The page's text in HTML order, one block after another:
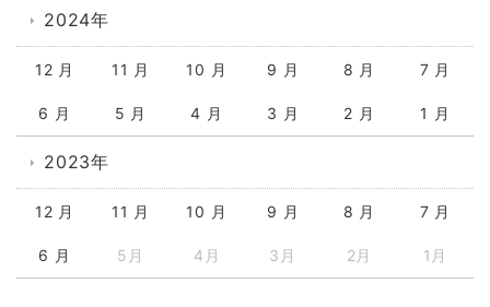
2024年
12 月 11 月 10 月 9 月 8 月 7 月
6 月 5 月 4 月 3 月 2 月 1 月
2023年
12 月 11 月 10 月 9 月 8 月 7 月
6 月 5月 4月 3月 2月 1月